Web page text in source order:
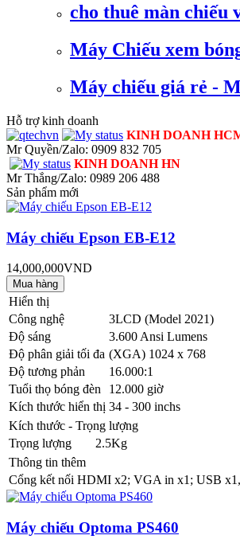
cho thuê màn chiếu
Máy Chiếu xem
Máy chiếu giá rẻ -
Hỗ trợ kinh doanh
KINH DOANH
Mr Quyền/Zalo: 0909 832 705
KINH DOANH HN
Mr Thắng/Zalo: 0989 206 488
Sản phẩm mới
Máy chiếu Epson EB-E12
14,000,000VND
Hiển thị
Công nghệ
3LCD (Model 2021)
Độ sáng
3.600 Ansi Lumens
Độ phân giải tối đa (XGA) 1024 x 768
Độ tương phản
16.000:1
Tuổi thọ bóng đèn
12.000 giờ
Kích thước hiển thị 34 - 300 inchs
Kích thước - Trọng lượng
Trọng lượng
2.5Kg
Thông tin thêm
Cổng kết nối HDMI x2; VGA in x1; USB
Máy chiếu Optoma PS460